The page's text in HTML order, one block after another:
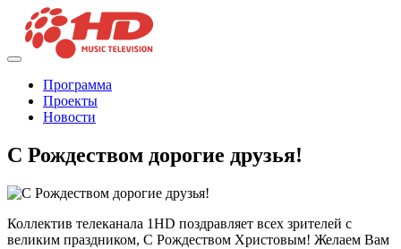
Программа
Проекты
Новости
С Рождеством дорогие друзья!
Коллектив телеканала 1HD поздравляет всех зрителей с
великим праздником, С Рождеством Христовым! Желаем Вам